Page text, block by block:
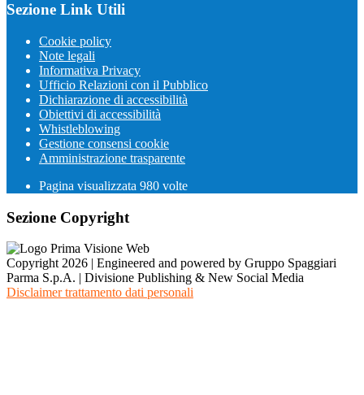
Sezione Link Utili
Cookie policy
Note legali
Informativa Privacy
Ufficio Relazioni con il Pubblico
Dichiarazione di accessibilità
Obiettivi di accessibilità
Whistleblowing
Gestione consensi cookie
Amministrazione trasparente
Pagina visualizzata 980 volte
Sezione Copyright
Copyright 2026 | Engineered and powered by Gruppo Spaggiari
Parma S.p.A. | Divisione Publishing & New Social Media
Disclaimer trattamento dati personali